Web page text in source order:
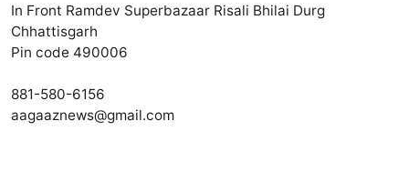
In Front Ramdev Superbazaar Risali Bhilai Durg
Chhattisgarh
Pin code 490006
881-580-6156
aagaaznews@gmail.com